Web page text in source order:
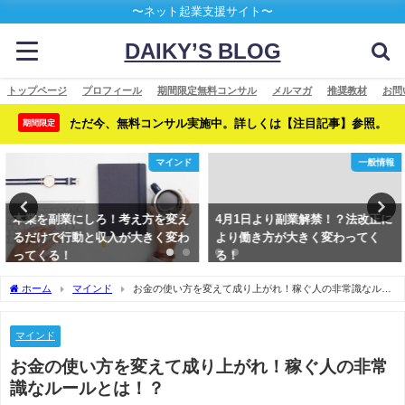
〜ネット起業支援サイト〜
DAIKY’S BLOG
トップページ プロフィール 期間限定無料コンサル メルマガ 推奨教材 お問
期間限定 ただ今、無料コンサル実施中。詳しくは【注目記事】参照。
マインド
本業を副業にしろ！考え方を変え
るだけで行動と収入が大きく変わ
ってくる！
一般情報
4月1日より副業解禁！？法改正に
より働き方が大きく変わってく
る！
ホーム マインド
お金の使い方を変えて成り上がれ！稼ぐ人の非常識なルー
マインド
お金の使い方を変えて成り上がれ！稼ぐ人の非常
識なルールとは！？